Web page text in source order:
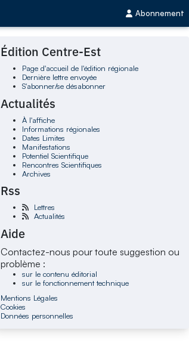
Abonnement
Édition Centre-Est
Page d'accueil de l'édition régionale
Dernière lettre envoyée
S'abonner/se désabonner
Actualités
À l'affiche
Informations régionales
Dates Limites
Manifestations
Potentiel Scientifique
Rencontres Scientifiques
Archives
Rss
Lettres
Actualités
Aide
Contactez-nous pour toute suggestion ou
problème :
sur le contenu éditorial
sur le fonctionnement technique
Mentions Légales
Cookies
Données personnelles